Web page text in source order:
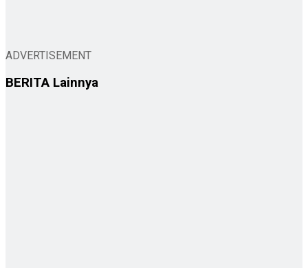
ADVERTISEMENT
BERITA Lainnya